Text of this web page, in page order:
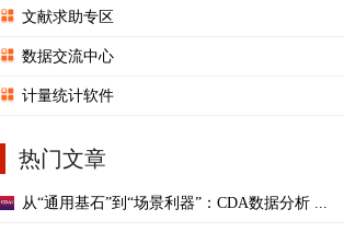
文献求助专区
数据交流中心
计量统计软件
热门文章
从“通用基石”到“场景利器”：CDA数据分析 ...